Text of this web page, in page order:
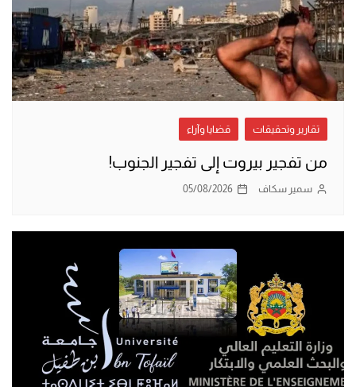
تقارير وتحقيقات قضايا وآراء
من تفجير بيروت إلى تفجير الجنوب!
سمير سكاف 05/08/2026